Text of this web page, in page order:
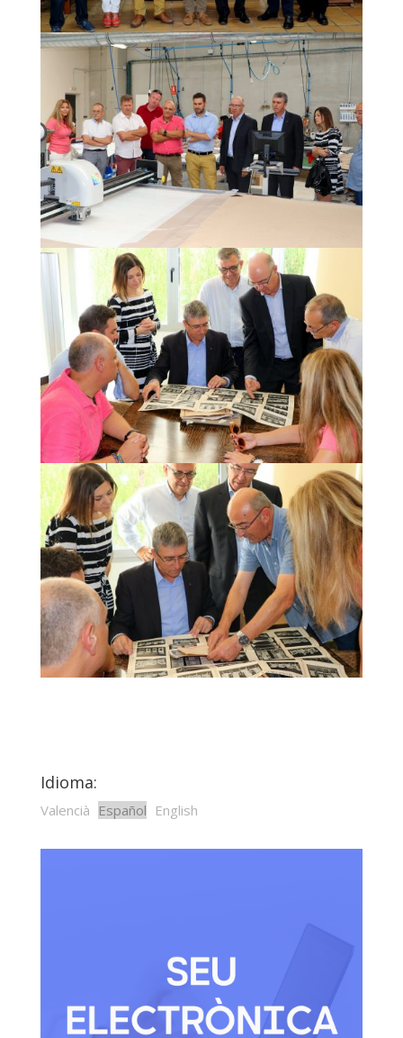
Idioma:
Valencià Español English